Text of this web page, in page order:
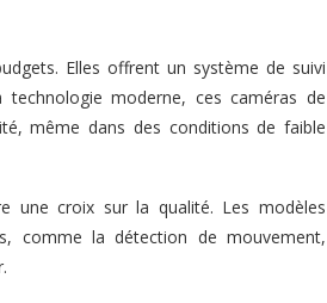
Elles offrent un système de suivi
moderne, ces caméras de
même dans des conditions de faible
une croix sur la qualité. Les modèles
comme la détection de mouvement,